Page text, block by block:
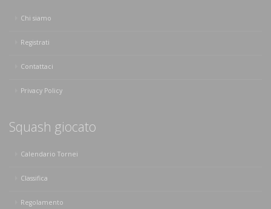
Chi siamo
Registrati
Contattaci
Privacy Policy
Squash giocato
Calendario Tornei
Classifica
Regolamento